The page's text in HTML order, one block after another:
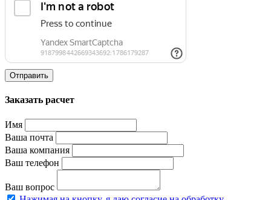
Отправить
Заказать расчет
Имя
Ваша почта
Ваша компания
Ваш телефон
Ваш вопрос